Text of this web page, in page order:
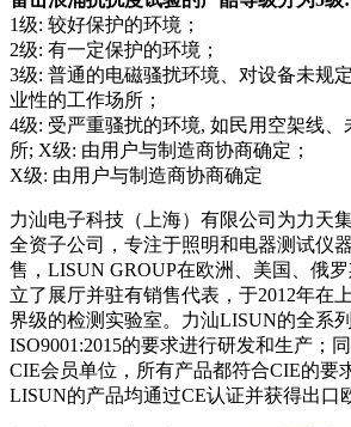
1级: 较好保护的环境；
2级: 有一定保护的环境；
3级: 普通的电磁骚扰环境、对设备未规
业性的工作场所；
4级: 受严重骚扰的环境, 如民用空架线
所; X级: 由用户与制造商协商确定；
X级: 由用户与制造商协商确定
力汕电子科技（上海）有限公司为力天
全资子公司，专注于照明和电器测试仪
售，LISUN GROUP在欧洲、美国、俄
立了展厅并驻有销售代表，于2012年在
界级的检测实验室。力汕LISUN的全系
ISO9001:2015的要求进行研发和生产；
CIE会员单位，所有产品都符合CIE的要
LISUN的产品均通过CE认证并获得出口